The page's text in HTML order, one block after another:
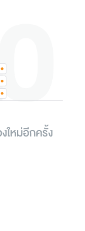
ใหม่อีกครั้ง